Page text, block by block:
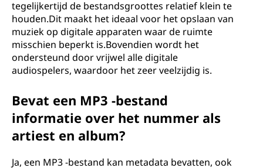
tegelijkertijd de bestandsgroottes relatief klein te
houden.Dit maakt het ideaal voor het opslaan van
muziek op digitale apparaten waar de ruimte
misschien beperkt is.Bovendien wordt het
ondersteund door vrijwel alle digitale
audiospelers, waardoor het zeer veelzijdig is.
Bevat een MP3 -bestand
informatie over het nummer als
artiest en album?
Ja, een MP3 -bestand kan metadata bevatten, ook